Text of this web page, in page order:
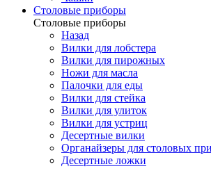
Cтоловые приборы
Cтоловые приборы
Назад
Вилки для лобстера
Вилки для пирожных
Ножи для масла
Палочки для еды
Вилки для стейка
Вилки для улиток
Вилки для устриц
Десертные вилки
Органайзеры для столовых
Десертные ложки